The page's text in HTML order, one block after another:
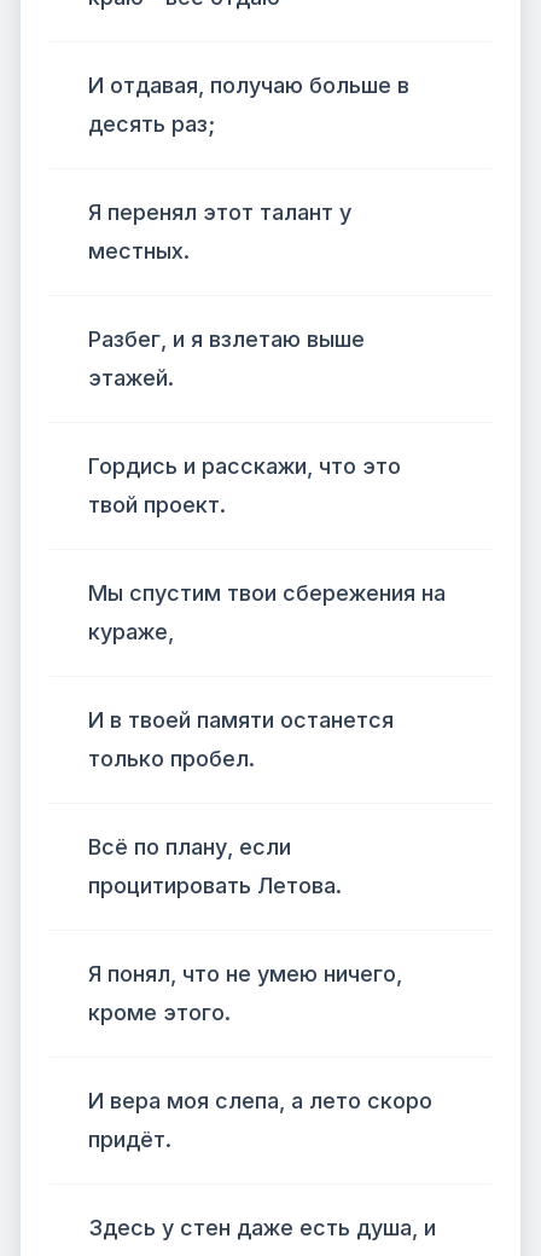
И отдавая, получаю больше в
десять раз;
Я перенял этот талант у
местных.
Разбег, и я взлетаю выше
этажей.
Гордись и расскажи, что это
твой проект.
Мы спустим твои сбережения на
кураже,
И в твоей памяти останется
только пробел.
Всё по плану, если
процитировать Летова.
Я понял, что не умею ничего,
кроме этого.
И вера моя слепа, а лето скоро
придёт.
Здесь у стен даже есть душа, и